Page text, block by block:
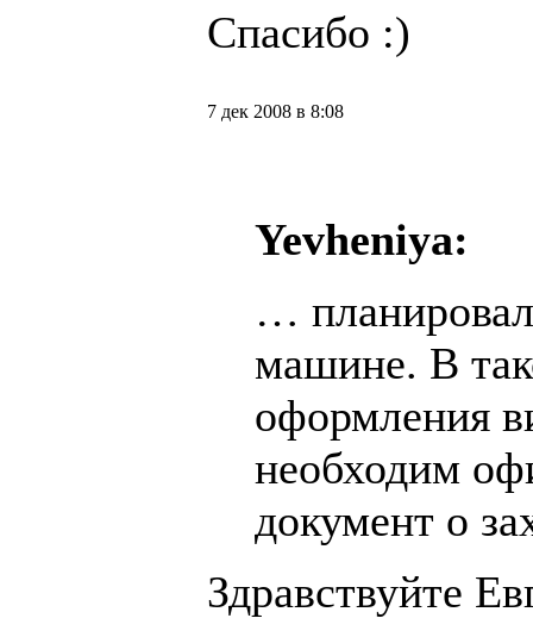
Спасибо :)
7 дек 2008 в 8:08
Yevheniya:
…
машине. В
оформления
необходим
документ о
Здравствуйте